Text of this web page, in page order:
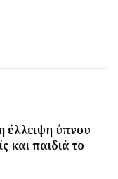
έλλειψη ύπνου
και παιδιά το